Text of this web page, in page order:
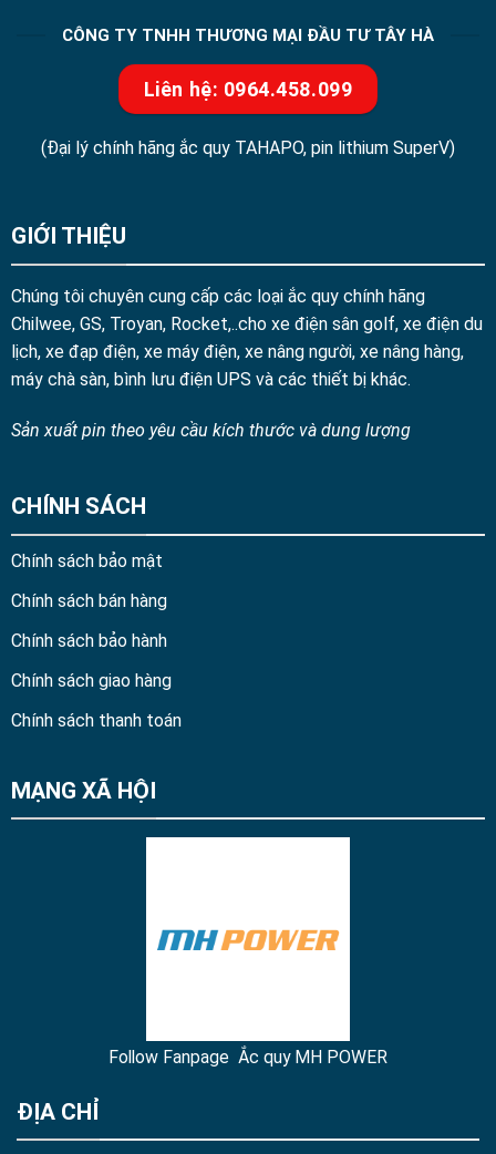
CÔNG TY TNHH THƯƠNG MẠI ĐẦU TƯ TÂY HÀ
Liên hệ: 0964.458.099
(Đại lý chính hãng ắc quy TAHAPO, pin lithium SuperV)
GIỚI THIỆU
Chúng tôi chuyên cung cấp các loại ắc quy chính hãng
Chilwee, GS, Troyan, Rocket,..cho xe điện sân golf, xe điện du
lịch, xe đạp điện, xe máy điện, xe nâng người, xe nâng hàng,
máy chà sàn, bình lưu điện UPS và các thiết bị khác.
Sản xuất pin theo yêu cầu kích thước và dung lượng
CHÍNH SÁCH
Chính sách bảo mật
Chính sách bán hàng
Chính sách bảo hành
Chính sách giao hàng
Chính sách thanh toán
MẠNG XÃ HỘI
Follow Fanpage Ắc quy MH POWER
ĐỊA CHỈ